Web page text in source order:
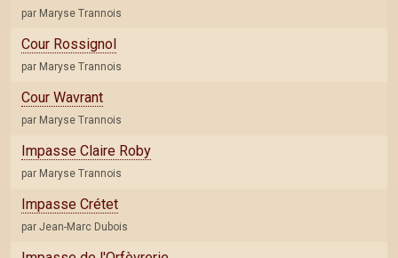
par Maryse Trannois
Cour Rossignol
par Maryse Trannois
Cour Wavrant
par Maryse Trannois
Impasse Claire Roby
par Maryse Trannois
Impasse Crétet
par Jean-Marc Dubois